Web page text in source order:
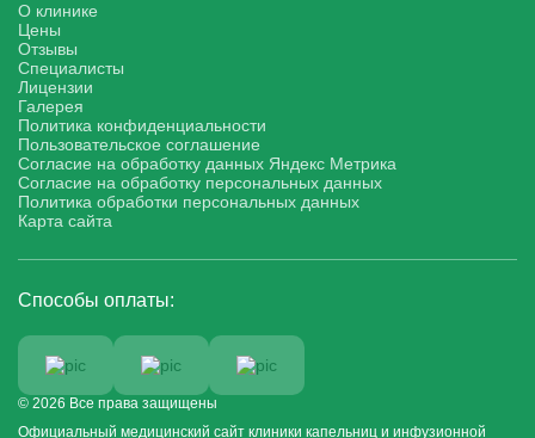
О клинике
Цены
Отзывы
Специалисты
Лицензии
Галерея
Политика конфиденциальности
Пользовательское соглашение
Согласие на обработку данных Яндекс Метрика
Согласие на обработку персональных данных
Политика обработки персональных данных
Карта сайта
© 2026 Все права защищены
Официальный медицинский сайт клиники капельниц и инфузионной
Способы оплаты: